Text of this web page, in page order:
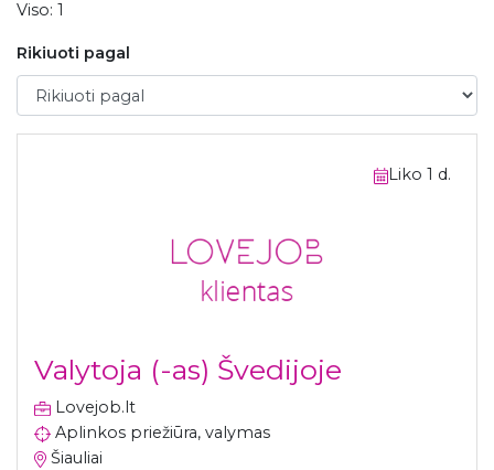
Viso: 1
Rikiuoti pagal
Rikiuoti pagal
Liko 1 d.
Valytoja (-as) Švedijoje
Lovejob.lt
Aplinkos priežiūra, valymas
Šiauliai